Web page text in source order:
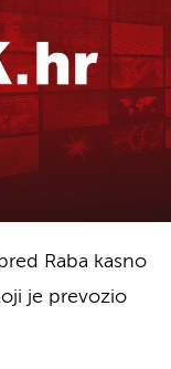
Raba kasno
je prevozio